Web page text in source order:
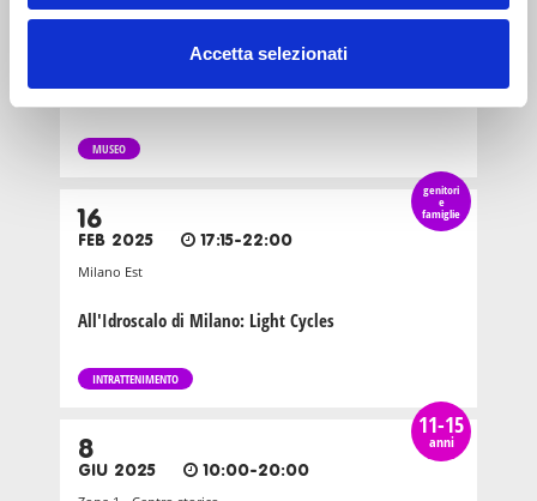
Accetta selezionati
DIC 2024 09:00-19:00
Dinos Alive: La mostra immersiva sui dinosauri
MUSEO
genitori
e
famiglie
16
FEB 2025 17:15-22:00
Milano Est
All'Idroscalo di Milano: Light Cycles
INTRATTENIMENTO
11-15
anni
8
GIU 2025 10:00-20:00